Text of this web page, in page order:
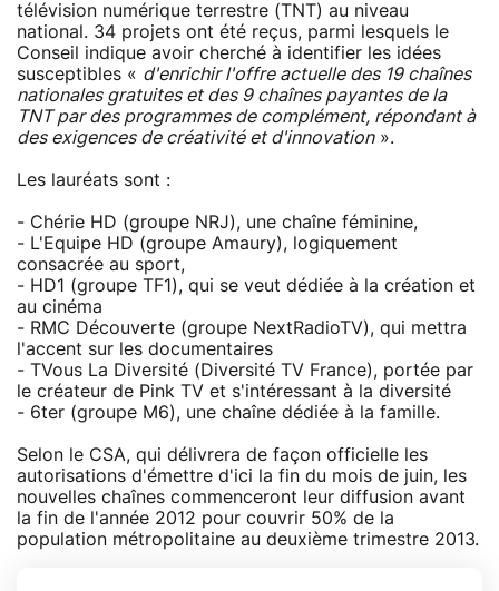
télévision numérique terrestre (TNT) au niveau
national. 34 projets ont été reçus, parmi lesquels le
Conseil indique avoir cherché à identifier les idées
susceptibles « d'enrichir l'offre actuelle des 19 chaînes
nationales gratuites et des 9 chaînes payantes de la
TNT par des programmes de complément, répondant à
des exigences de créativité et d'innovation».
Les lauréats sont :
- Chérie HD (groupe NRJ), une chaîne féminine,
-­ L'Equipe HD (groupe Amaury), logiquement
consacrée au sport,
-­ HD1 (groupe TF1), qui se veut dédiée à la création et
au cinéma
-­ RMC Découverte (groupe NextRadioTV), qui mettra
l'accent sur les documentaires
- TVous La Diversité (Diversité TV France), portée par
le créateur de Pink TV et s'intéressant à la diversité
- 6ter (groupe M6), une chaîne dédiée à la famille.
Selon le CSA, qui délivrera de façon officielle les
autorisations d'émettre d'ici la fin du mois de juin, les
nouvelles chaînes commenceront leur diffusion avant
la fin de l'année 2012 pour couvrir 50% de la
population métropolitaine au deuxième trimestre 2013.